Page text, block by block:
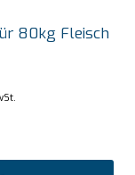
80kg Fleisch